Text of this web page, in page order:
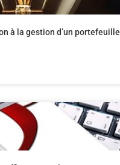
à la gestion d’un portefeuille